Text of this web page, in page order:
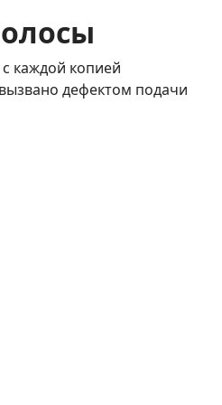
каждой копией
дефектом подачи